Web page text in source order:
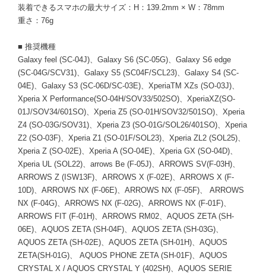
装着できるスマホの最大サイズ：H：139.2mm × W：78mm
重さ：76g
■ 推奨機種
Galaxy feel (SC-04J)、Galaxy S6 (SC-05G)、Galaxy S6 edge
(SC-04G/SCV31)、Galaxy S5 (SC04F/SCL23)、Galaxy S4 (SC-
04E)、Galaxy S3 (SC-06D/SC-03E)、XperiaTM XZs (SO-03J)、
Xperia X Performance(SO-04H/SOV33/502SO)、XperiaXZ(SO-
01J/SOV34/601SO)、Xperia Z5 (SO-01H/SOV32/501SO)、Xperia
Z4 (SO-03G/SOV31)、Xperia Z3 (SO-01G/SOL26/401SO)、Xperia
Z2 (SO-03F)、Xperia Z1 (SO-01F/SOL23)、Xperia ZL2 (SOL25)、
Xperia Z (SO-02E)、Xperia A (SO-04E)、Xperia GX (SO-04D)、
Xperia UL (SOL22)、arrows Be (F-05J)、ARROWS SV(F-03H)、
ARROWS Z (ISW13F)、ARROWS X (F-02E)、ARROWS X (F-
10D)、ARROWS NX (F-06E)、ARROWS NX (F-05F)、 ARROWS
NX (F-04G)、ARROWS NX (F-02G)、ARROWS NX (F-01F)、
ARROWS FIT (F-01H)、ARROWS RM02、AQUOS ZETA (SH-
06E)、AQUOS ZETA (SH-04F)、AQUOS ZETA (SH-03G)、
AQUOS ZETA (SH-02E)、AQUOS ZETA (SH-01H)、AQUOS
ZETA(SH-01G)、 AQUOS PHONE ZETA (SH-01F)、AQUOS
CRYSTAL X / AQUOS CRYSTAL Y (402SH)、AQUOS SERIE